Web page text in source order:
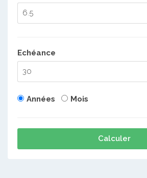
Echéance
Années Mois
Calculer